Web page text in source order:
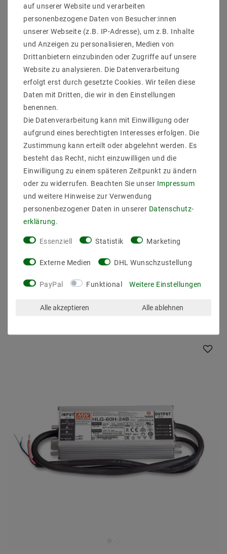
Ausstattung: Universaleingang;Überlastschutz durch
Strombegrenzung, auto recovery;geschützt gegen
Kurzschluss, Überlast, Überspannung;eingebauter
PFC-Schaltkreis;IP65;für LED- und
Beleuchtungsanwendungen;einstellbare
Ausgangsspannung;einstellbare
Strombegrenzung;EN61000-3-2, Class C, EN55015,
EN61347-1, EN61347-2-10
Anschlüsse: Kabel
Anzahl Eingänge: 1
Ausführung: Konstantspannung+Konstantstrom
Ausgangsspannungmax.: 24 V/DC
Ausgangsspannungmin.:
Ausgangsstrom max.: 2,5A
Betriebsspannung: 115 || 230 V/AC
Eingangsspannung Max: 277 V/AC
Eingangsspannung Min: 90 V/AC
Produktgewichtin Gramm: 730
ZULETZT ANGESEHEN
auf unserer Website und verarbeiten
personenbezogene Daten von Besucher:innen
unserer Webseite (z.B. IP-Adresse), um z.B. Inhalte
und Anzeigen zu personalisieren, Medien von
Drittanbietern einzubinden oder Zugriffe auf unsere
Website zu analysieren. Die Datenverarbeitung
erfolgt erst durch gesetzte Cookies. Wir teilen diese
Daten mit Dritten, die wir in den Einstellungen
benennen.
Die Datenverarbeitung kann mit Einwilligung oder
aufgrund eines berechtigten Interesses erfolgen. Die
Zustimmung kann erteilt oder abgelehnt werden. Es
besteht das Recht, nicht einzuwilligen und die
Einwilligung zu einem späteren Zeitpunkt zu ändern
oder zu widerrufen. Beachten Sie unser Impressum
und weitere Hinweise zur Verwendung
personenbezogener Daten in unserer Daten­schutz­
erklärung
Essenziell Statistik Marketing
Externe Medien DHL Wunschzustellung
PayPal Funktional Weitere Einstellungen
Alle akzeptieren Alle ablehnen